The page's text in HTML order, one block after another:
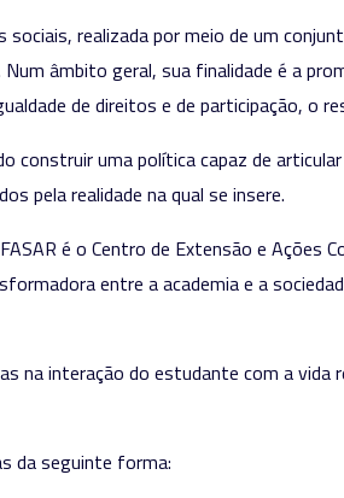
sociais, realizada por meio de um
âmbito geral, sua finalidade é a
de direitos e de participação, o
construir uma política capaz de
pela realidade na qual se insere.
é o Centro de Extensão e Ações
entre a academia e a
na interação do estudante com a
da seguinte forma: